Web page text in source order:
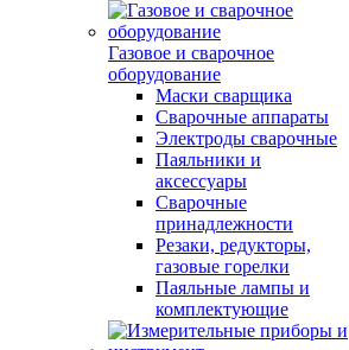
Газовое и сварочное
оборудование
Маски сварщика
Сварочные аппараты
Электроды сварочные
Паяльники и
аксессуары
Сварочные
принадлежности
Резаки, редукторы,
газовые горелки
Паяльные лампы и
комплектующие